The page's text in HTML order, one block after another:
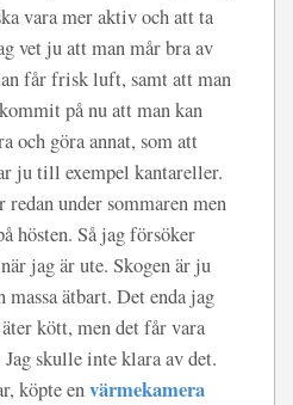
vara mer aktiv och att ta
vet ju att man mår bra av
får frisk luft, samt att man
på nu att man kan
och göra annat, som att
ju till exempel kantareller.
redan under sommaren men
hösten. Så jag försöker
jag är ute. Skogen är ju
ätbart. Det enda jag
kött, men det får vara
skulle inte klara av det.
köpte envärmekamera